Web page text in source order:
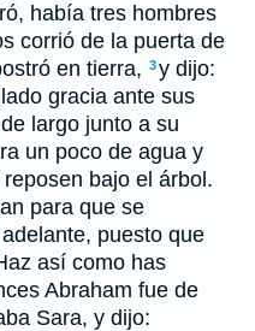
había tres hombres
corrió de la puerta de
en tierra, 3y dijo:
gracia ante sus
largo junto a su
un poco de agua y
bajo el árbol.
para que se
puesto que
así como has
Abraham fue de
Sara, y dijo: